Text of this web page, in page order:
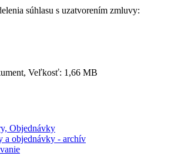
súhlasu s uzatvorením zmluvy:
Veľkosť: 1,66 MB
Objednávky
a objednávky - archív